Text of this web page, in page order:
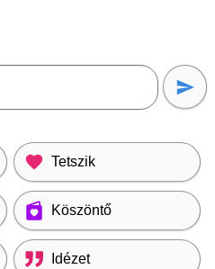
Tetszik
Köszöntő
Idézet